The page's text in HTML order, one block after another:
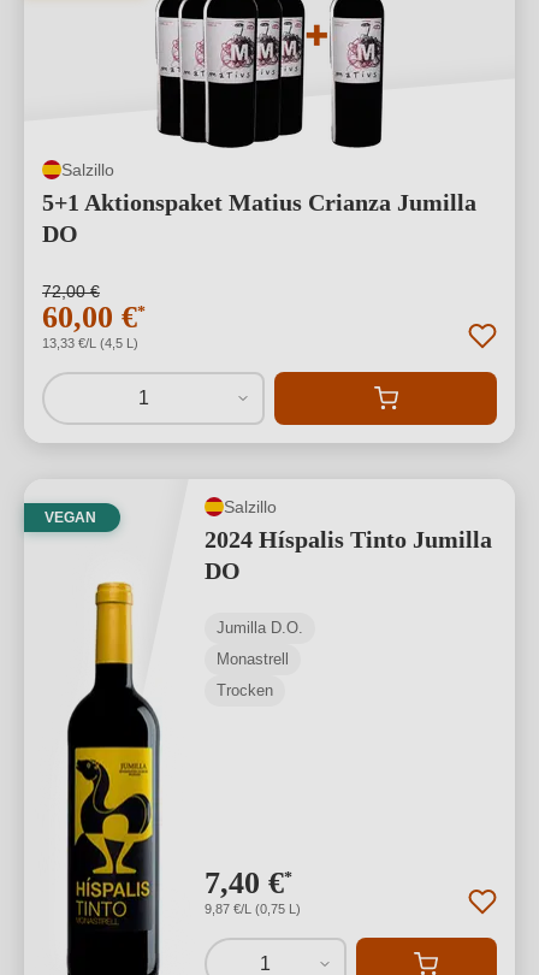
Salzillo
5+1 Aktionspaket Matius Crianza Jumilla
DO
72,00 €
60,00 €*
13,33 €/L (4,5 L)
1
VEGAN
Salzillo
2024 Híspalis Tinto Jumilla
DO
Jumilla D.O.
Monastrell
Trocken
7,40 €*
9,87 €/L (0,75 L)
1